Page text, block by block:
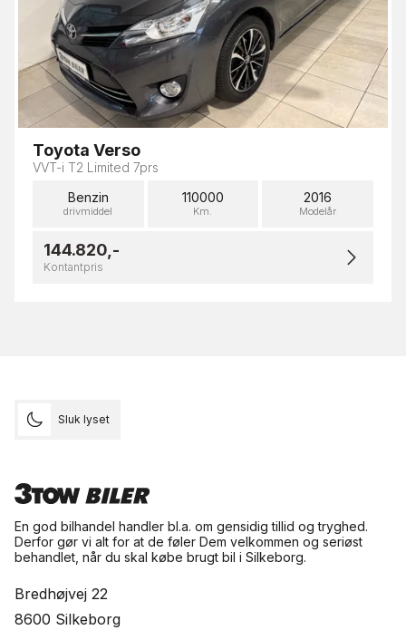
Toyota Verso
VVT-i T2 Limited 7prs
Benzin
drivmiddel
110000
Km.
2016
Modelår
144.820,-
Kontantpris
Sluk lyset
En god bilhandel handler bl.a. om gensidig tillid og tryghed.
Derfor gør vi alt for at de føler Dem velkommen og seriøst
behandlet, når du skal købe brugt bil i Silkeborg.
Bredhøjvej 22
8600 Silkeborg